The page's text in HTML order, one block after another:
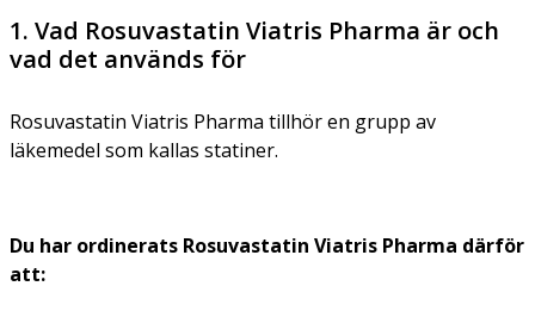
1. Vad Rosuvastatin Viatris Pharma är och
vad det används för
Rosuvastatin Viatris Pharma tillhör en grupp av
läkemedel som kallas statiner.
Du har ordinerats Rosuvastatin Viatris Pharma därför
att: